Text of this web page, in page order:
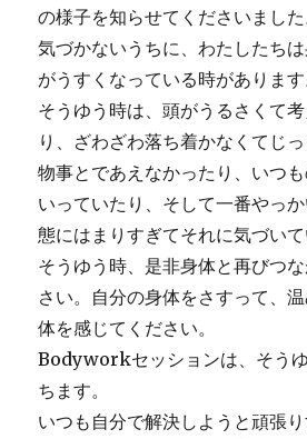
の様子を知らせてくださいまし
気づかないうちに、わたしたち
がうすくなっている時があります
そうゆう時は、頭がうるさくて
り、ざわざわ落ち着かなくてじ
物事とであえなかったり、いつ
いっていたり、そして一番やっ
態にはまりすぎてそれに気づいて
そうゆう時、是非身体と再びつ
さい。自分の身体をさすって、
体を感じてください。
Bodyworkセッションは、そう
ちます。
いつも自分で解決しようと頑張